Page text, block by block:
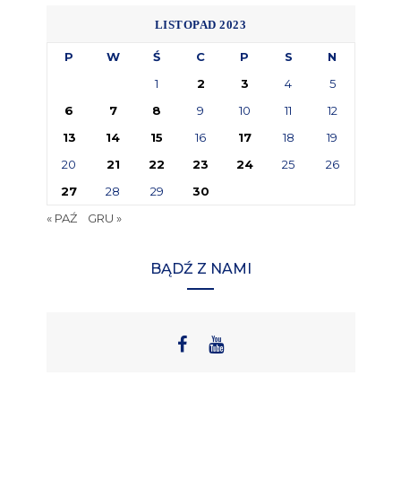
LISTOPAD 2023
P W Ś C P S
N
1
2 3 4
5
6
7 8 9 10 11
12
13
14 15 16 17 18
19
20
21 22 23 24 25
26
27
28 29
30
« PAŹ
GRU »
BĄDŹ Z NAMI